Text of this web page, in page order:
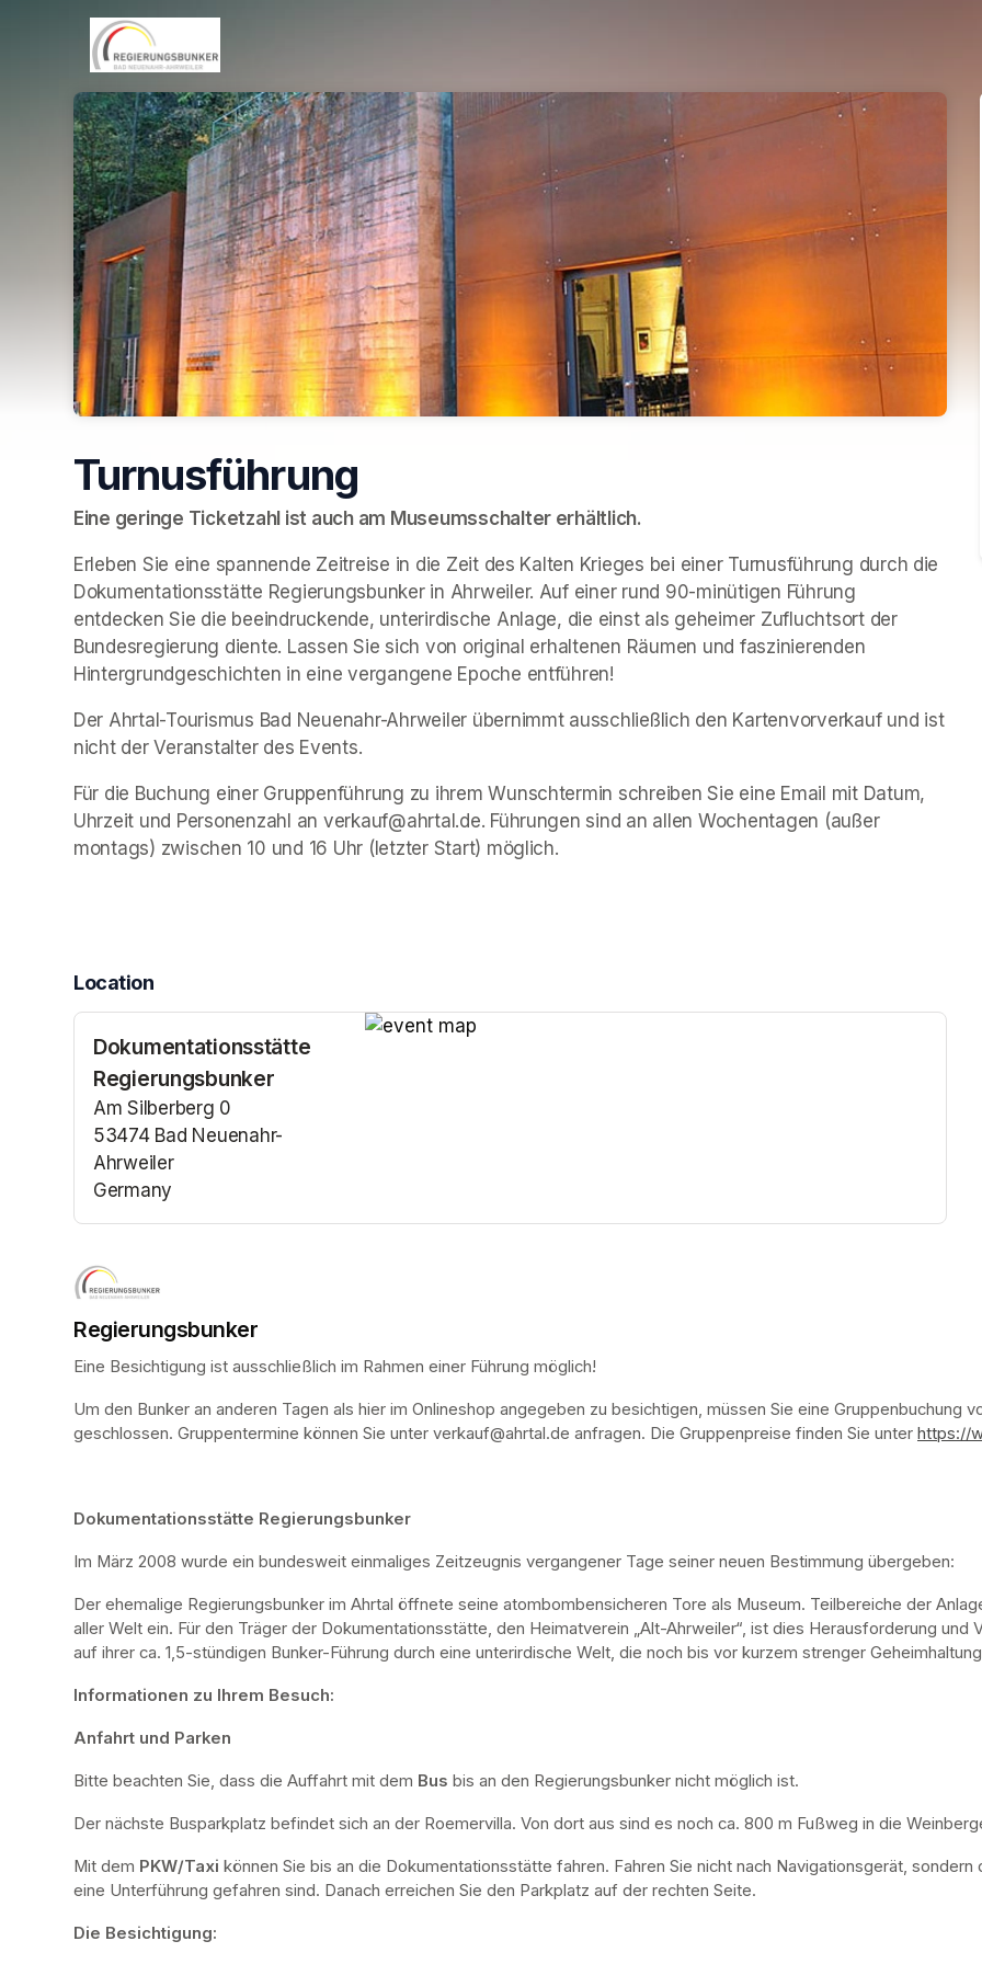
Skip header
Turnusführung
Eine geringe Ticketzahl ist auch am Museumsschalter erhältlich.
Erleben Sie eine spannende Zeitreise in die Zeit des Kalten Krieges bei einer Turnusführung durch die
Dokumentationsstätte Regierungsbunker in Ahrweiler. Auf einer rund 90-minütigen Führung
entdecken Sie die beeindruckende, unterirdische Anlage, die einst als geheimer Zufluchtsort der
Bundesregierung diente. Lassen Sie sich von original erhaltenen Räumen und faszinierenden
Hintergrundgeschichten in eine vergangene Epoche entführen!
Der Ahrtal-Tourismus Bad Neuenahr-Ahrweiler übernimmt ausschließlich den Kartenvorverkauf und ist
nicht der Veranstalter des Events.
Für die Buchung einer Gruppenführung zu ihrem Wunschtermin schreiben Sie eine Email mit Datum,
Uhrzeit und Personenzahl an verkauf@ahrtal.de. Führungen sind an allen Wochentagen (außer
montags) zwischen 10 und 16 Uhr (letzter Start) möglich.
Location
Dokumentationsstätte
Regierungsbunker
Am Silberberg 0
53474 Bad Neuenahr-
Ahrweiler
Germany
(opens in a new tab)
Regierungsbunker
Eine Besichtigung ist ausschließlich im Rahmen einer Führung möglich!
Um den Bunker an anderen Tagen als hier im Onlineshop angegeben zu besichtigen, müssen Sie eine Gruppenbuchung
geschlossen. Gruppentermine können Sie unter verkauf@ahrtal.de anfragen. Die Gruppenpreise finden Sie unter https://
Dokumentationsstätte Regierungsbunker
Im März 2008 wurde ein bundesweit einmaliges Zeitzeugnis vergangener Tage seiner neuen Bestimmung übergeben:
Der ehemalige Regierungsbunker im Ahrtal öffnete seine atombombensicheren Tore als Museum. Teilbereiche der
aller Welt ein. Für den Träger der Dokumentationsstätte, den Heimatverein „Alt-Ahrweiler“, ist dies Herausforderung
auf ihrer ca. 1,5-stündigen Bunker-Führung durch eine unterirdische Welt, die noch bis vor kurzem strenger
Informationen zu Ihrem Besuch:
Anfahrt und Parken
Bitte beachten Sie, dass die Auffahrt mit dem Bus bis an den Regierungsbunker nicht möglich ist.
Der nächste Busparkplatz befindet sich an der Roemervilla. Von dort aus sind es noch ca. 800 m Fußweg in die
Mit dem PKW/Taxi können Sie bis an die Dokumentationsstätte fahren. Fahren Sie nicht nach Navigationsgerät,
eine Unterführung gefahren sind. Danach erreichen Sie den Parkplatz auf der rechten Seite.
Die Besichtigung: